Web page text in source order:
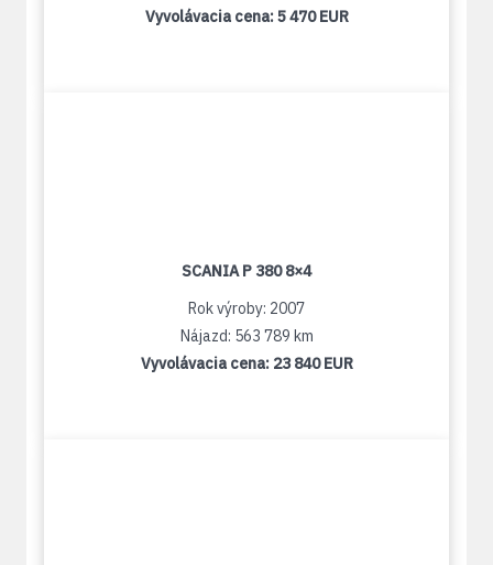
Vyvolávacia cena:5 470 EUR
SCANIA P 380 8×4
Rok výroby: 2007
Nájazd: 563 789 km
Vyvolávacia cena: 23 840 EUR